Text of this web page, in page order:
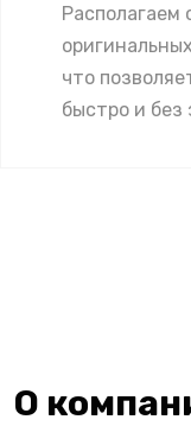
Располагаем
что
быстро и без
О